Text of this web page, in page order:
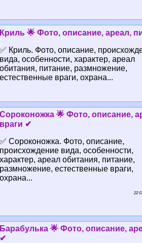
Криль 🌟 Фото, описание, ареал,
✅ Криль. Фото, описание,
вида, особенности, хаpaктер, ареал
обитания, питание, размножение,
естественные враги, охрана...
Сороконожка 🌟 Фото, описание,
враги ✔
✅ Сороконожка. Фото, описание,
происхождение вида, особенности,
хаpaктер, ареал обитания, питание,
размножение, естественные враги,
охрана...
22
Баpaбулька 🌟 Фото, описание,
✔